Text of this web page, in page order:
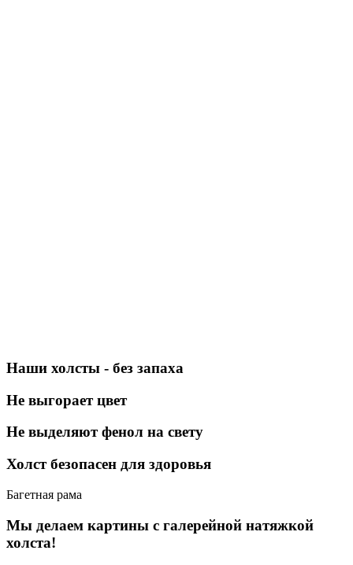
Наши холсты - без запаха
Не выгорает цвет
Не выделяют фенол на свету
Холст безопасен для здоровья
Багетная рама
Мы делаем картины с галерейной натяжкой
холста!